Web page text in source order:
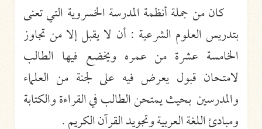
كان من جملة أنظمة المدرسة الخسروية التي تعنى
بتدريس العلوم الشرعية : أن لا يقبل إلا من تجاوز
الخامسة عشرة من عمره ويخضع فيها الطالب
لامتحان قبول يعرض فيه على لجنة من العلماء
والمدرسين بحيث يمتحن الطالب في القراءة والكتابة
ومبادئ اللغة العربية وتجويد القرآن الكريم .